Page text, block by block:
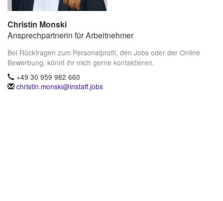
Christin Monski
Ansprechpartnerin für Arbeitnehmer
Bei Rückfragen zum Personalprofil, den Jobs oder der Online
Bewerbung, könnt ihr mich gerne kontaktieren.
+49 30 959 982 660
christin.monski@instaff.jobs